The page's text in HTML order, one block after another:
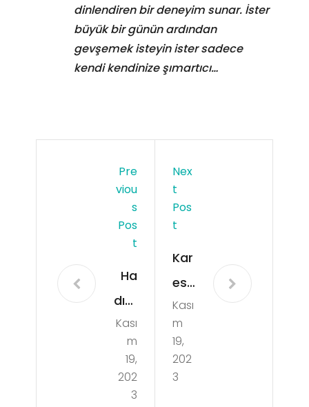
dinlendiren bir deneyim sunar. İster
büyük bir günün ardından
gevşemek isteyin ister sadece
kendi kendinize şımartıcı…
Pre
Viou
S
Pos
T
Ha
dım
köy
Nak
liye
Kası
m
19,
202
3
Nex
T
Pos
T
Kar
esi
Par
t
Tim
e İş
Kası
m
19,
202
3